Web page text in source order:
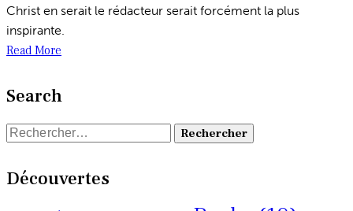
Christ en serait le rédacteur serait forcément la plus
inspirante.
Read More
Search
Rechercher :
Découvertes